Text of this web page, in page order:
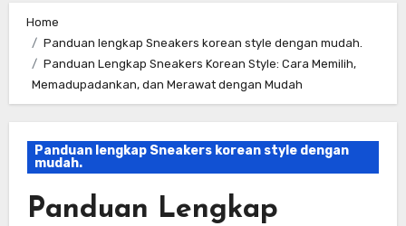
Home
Panduan lengkap Sneakers korean style dengan mudah.
Panduan Lengkap Sneakers Korean Style: Cara Memilih,
Memadupadankan, dan Merawat dengan Mudah
Panduan lengkap Sneakers korean style dengan
mudah.
Panduan Lengkap